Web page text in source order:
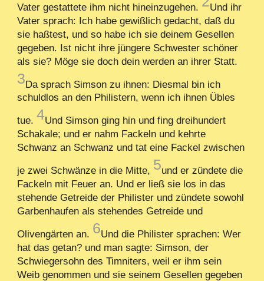
Vater gestattete ihm nicht hineinzugehen.
Und ihr
Vater sprach: Ich habe gewißlich gedacht, daß du
sie haßtest, und so habe ich sie deinem Gesellen
gegeben. Ist nicht ihre jüngere Schwester schöner
als sie? Möge sie doch dein werden an ihrer Statt.
3Da sprach Simson zu ihnen: Diesmal bin ich
schuldlos an den Philistern, wenn ich ihnen Übles
tue.4Und Simson ging hin und fing dreihundert
Schakale; und er nahm Fackeln und kehrte
Schwanz an Schwanz und tat eine Fackel zwischen
je zwei Schwänze in die Mitte, 5und er zündete die
Fackeln mit Feuer an. Und er ließ sie los in das
stehende Getreide der Philister und zündete sowohl
Garbenhaufen als stehendes Getreide und
Olivengärten an. 6Und die Philister sprachen: Wer
hat das getan? und man sagte: Simson, der
Schwiegersohn des Timniters, weil er ihm sein
Weib genommen und sie seinem Gesellen gegeben